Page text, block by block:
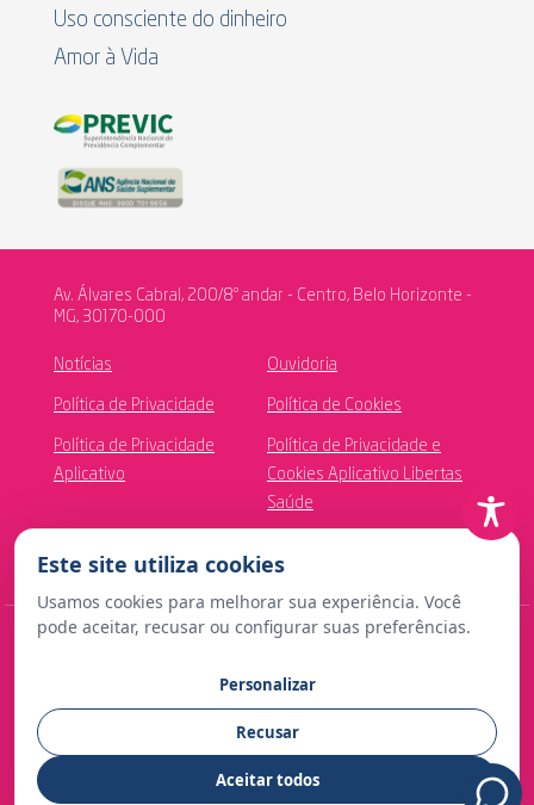
Uso consciente do dinheiro
Amor à Vida
Av. Álvares Cabral, 200/8º andar - Centro, Belo Horizonte -
MG, 30170-000
Notícias Ouvidoria
Política de Privacidade Política de Cookies
Política de Privacidade
Aplicativo
Política de Privacidade e
Cookies Aplicativo Libertas
Saúde
Contato para imprensa:
comunicacao@fundacaolibertas.com.br
Este site utiliza cookies
Usamos cookies para melhorar sua experiência. Você
pode aceitar, recusar ou configurar suas preferências.
Personalizar
Recusar
Aceitar todos